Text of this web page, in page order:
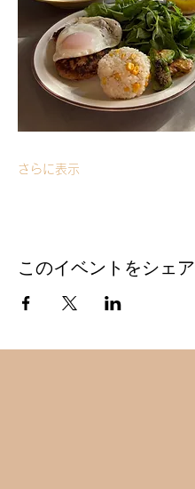
さらに表示
このイベントをシェア